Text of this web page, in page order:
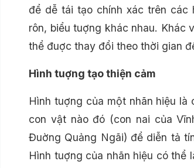
để dễ tái tạo chính xác trên các
rôn, biểu tuợng khác nhau. Khác
thể đuợc thay đổi theo thời gian
Hình tuợng tạo thiện cảm
Hình tuợng của một nhãn hiệu
con vật nào đó (con nai của
Đuờng Quảng Ngãi) để diễn tả
Hình tuợng của nhãn hiệu có